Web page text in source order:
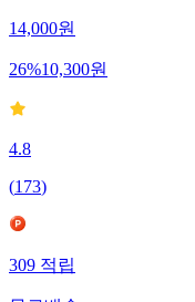
14,000원
26%10,300원
4.8
(173)
309적립